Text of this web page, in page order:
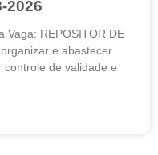
2026
Vaga: REPOSITOR DE
e abastecer
de validade e